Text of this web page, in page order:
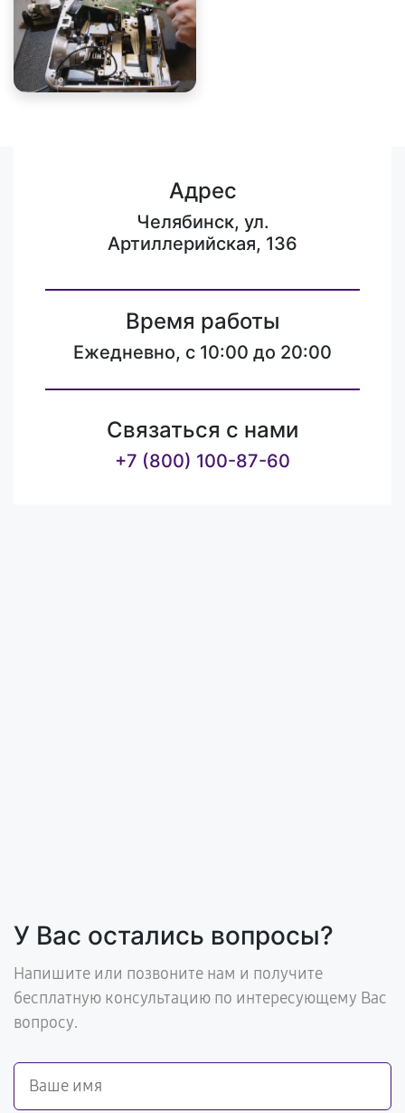
Адрес
Челябинск, ул.
Артиллерийская, 136
Время работы
Ежедневно, с 10:00 до 20:00
Связаться с нами
+7 (800) 100-87-60
У Вас остались вопросы?
Напишите или позвоните нам и получите
бесплатную консультацию по интересующему Вас
вопросу.